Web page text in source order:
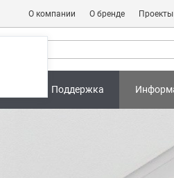
О компании О бренде Проекты
Поддержка
Адреса магазинов 8 (800)